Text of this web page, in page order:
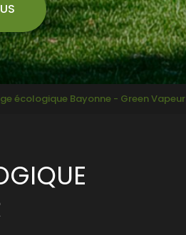
écologique Bayonne - Green Vapeur